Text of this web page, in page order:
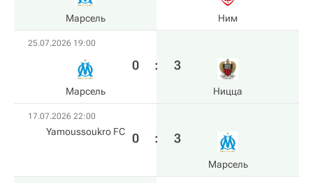
Марсель Ним
25.07.2026 19:00
Марсель
0 : 3
Ницца
17.07.2026 22:00
Yamoussoukro FC 0 : 3
Марсель